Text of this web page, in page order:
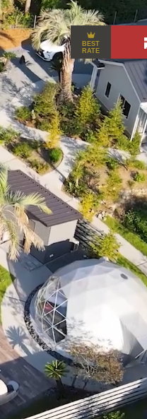
BEST
RATE